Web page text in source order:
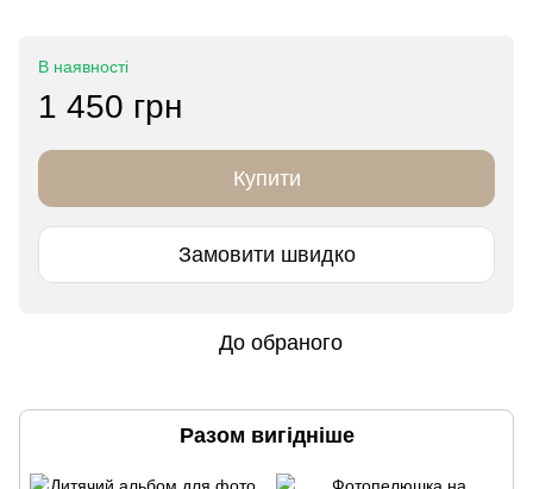
В наявності
1 450 грн
Купити
Замовити швидко
До обраного
Разом вигідніше